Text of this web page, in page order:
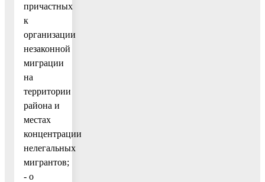
причастных
к
организации
незаконной
миграции
на
территории
района и
местах
концентрации
нелегальных
мигрантов;
- о